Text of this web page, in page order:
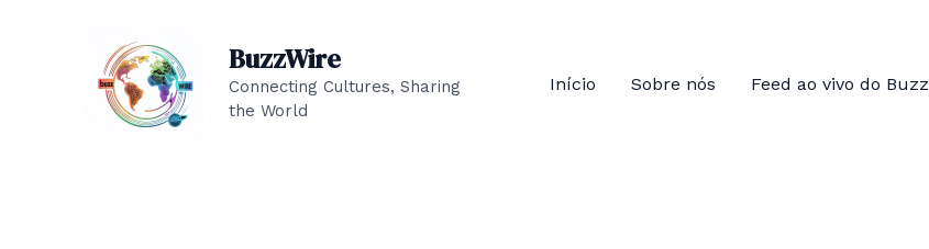
BuzzWire
Connecting Cultures, Sharing
the World
Início Sobre nós Feed ao vivo do Buzz